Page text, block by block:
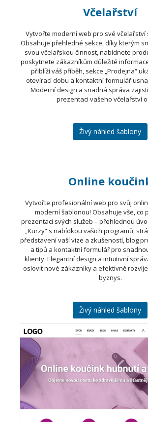
Včelařství
Vytvořte moderní web pro své včelařství
Obsahuje přehledné sekce, díky kterým
svou včelařskou činnost, nabídnete
poskytnete zákazníkům důležité
přiblíží váš příběh, sekce „Prodejna“
otevírací dobu a kontaktní formulář
Moderní design a snadná správa
prezentaci vašeho včelařství
Živý náhled šablony
Online
Vytvořte profesionální web pro svůj
moderní šablonou! Obsahuje vše, co
prezentaci svých služeb – přehlednou
„Kurzy“ s nabídkou vašich programů,
představení vaší vize a zkušeností, blog
a tipů a kontaktní formulář pro
klienty. Elegantní design a intuitivní
oslovit nové zákazníky a efektivně
byznys.
Živý náhled šablony